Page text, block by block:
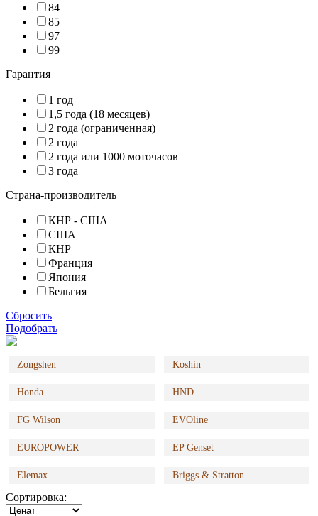
84
85
97
99
Гарантия
1 год
1,5 года (18 месяцев)
2 года (ограниченная)
2 года
2 года или 1000 моточасов
3 года
Страна-производитель
КНР - США
США
КНР
Франция
Япония
Бельгия
Сбросить
Подобрать
Zongshen Koshin
Honda HND
FG Wilson EVOline
EUROPOWER EP Genset
Elemax Briggs & Stratton
Сортировка: